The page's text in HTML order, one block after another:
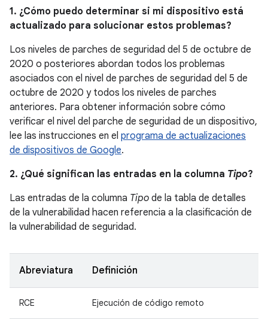
1. ¿Cómo puedo determinar si mi dispositivo está
actualizado para solucionar estos problemas?
Los niveles de parches de seguridad del 5 de octubre de
2020 o posteriores abordan todos los problemas
asociados con el nivel de parches de seguridad del 5 de
octubre de 2020 y todos los niveles de parches
anteriores. Para obtener información sobre cómo
verificar el nivel del parche de seguridad de un dispositivo,
lee las instrucciones en el programa de actualizaciones
de dispositivos de Google.
2. ¿Qué significan las entradas en la columna Tipo?
Las entradas de la columna Tipo de la tabla de detalles
de la vulnerabilidad hacen referencia a la clasificación de
la vulnerabilidad de seguridad.
Abreviatura Definición
RCE Ejecución de código remoto